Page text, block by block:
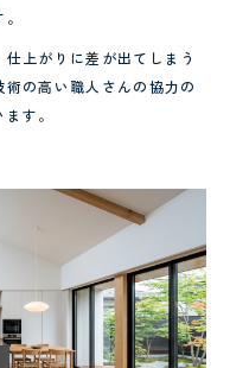
上がりに差が出てしまう
の高い職人さんの協力の
す。